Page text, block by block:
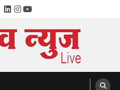
LinkedIn
Instagram
YouTube
Maharahstra